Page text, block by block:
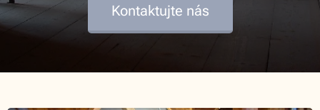
Kontaktujte nás